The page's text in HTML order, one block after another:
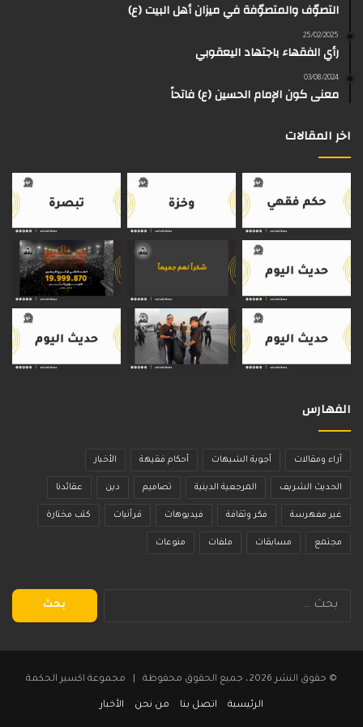
ب
م
التصوّف والمتصوّفة في ميزان أهل البيت (ع)
25/02/2025
رأي الفقهاء باجتهاد اليعقوبي
03/08/2024
معنى كون الإمام الحسين (ع) فاتحاً
اخر المقالات
الفهارس
آراء ومقالات أجوبة الشبهات أحكام فقيهة الأخبار
الحديث الشريف المرجعية الدينية تصاميم دين عقائدنا
غير مفهرسة فكر وثقافة فيديوهات قرآنيات كتب مختارة
مجتمع مسابقات ملفات منوعات
البحث
© حقوق النشر 2026، جميع الحقوق محفوظة | مجموعة اكسير الحكمة
الرئيسية اتصل بنا من نحن الأخبار